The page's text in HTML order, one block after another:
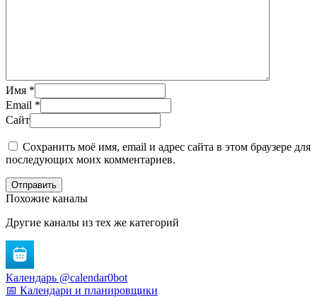
Имя *
Email *
Сайт
Сохранить моё имя, email и адрес сайта в этом браузере для
последующих моих комментариев.
Отправить
Похожие каналы
Другие каналы из тех же категорий
Календарь @calendar0bot
📅 Календари и планировщики